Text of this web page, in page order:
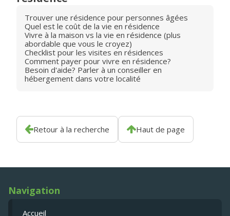
Trouver une résidence pour personnes âgées
Quel est le coût de la vie en résidence
Vivre à la maison vs la vie en résidence (plus
abordable que vous le croyez)
Checklist pour les visites en résidences
Comment payer pour vivre en résidence?
Besoin d'aide? Parler à un conseiller en
hébergement dans votre localité
Retour à la recherche Haut de page
Navigation
Accueil